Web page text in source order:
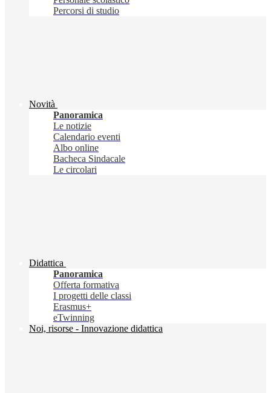
Percorsi di studio
Novità
Panoramica
Le notizie
Calendario eventi
Albo online
Bacheca Sindacale
Le circolari
Didattica
Panoramica
Offerta formativa
I progetti delle classi
Erasmus+
eTwinning
Noi, risorse - Innovazione didattica